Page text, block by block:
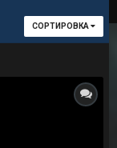
СОРТИРОВКА